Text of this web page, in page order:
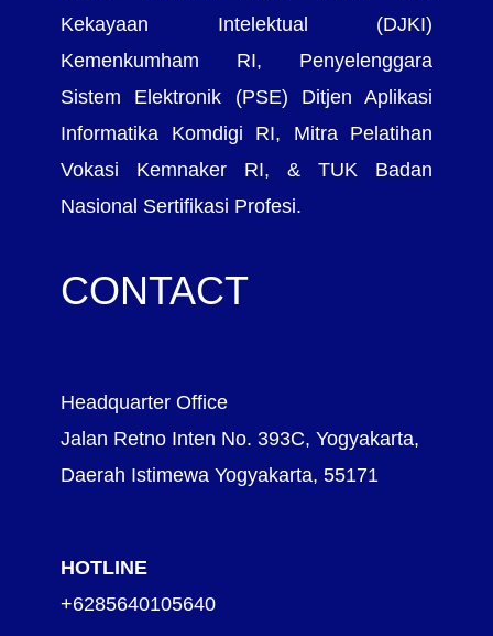
Kekayaan Intelektual (DJKI)
Kemenkumham RI, Penyelenggara
Sistem Elektronik (PSE) Ditjen Aplikasi
Informatika Komdigi RI, Mitra Pelatihan
Vokasi Kemnaker RI, & TUK Badan
Nasional Sertifikasi Profesi.
CONTACT
Headquarter Office
Jalan Retno Inten No. 393C, Yogyakarta,
Daerah Istimewa Yogyakarta, 55171
HOTLINE
+6285640105640